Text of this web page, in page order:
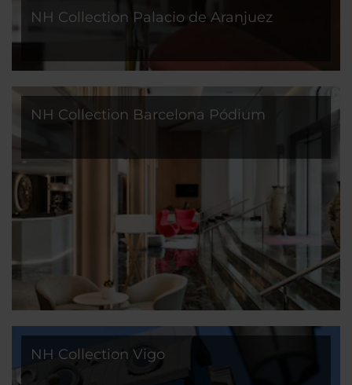
NH Collection Palacio de Aranjuez
NH Collection Barcelona Pódium
NH Collection Vigo